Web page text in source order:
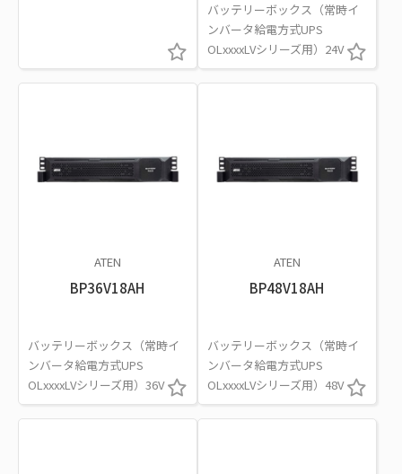
バッテリーボックス（常時イ
ンバータ給電方式UPS
OLxxxxLVシリーズ用）24V
ATEN
BP36V18AH
バッテリーボックス（常時イ
ンバータ給電方式UPS
OLxxxxLVシリーズ用）36V
ATEN
BP48V18AH
バッテリーボックス（常時イ
ンバータ給電方式UPS
OLxxxxLVシリーズ用）48V